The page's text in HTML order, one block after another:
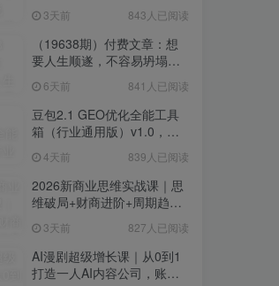
3天前 843人已阅读
（19638期）付费文章：想
要人生顺遂，不容易坍塌，
6天前 841人已阅读
豆包2.1 GEO优化全能工具
箱（行业通用版）v1.0，会
景4天前 839人已阅读
2026新商业思维实战课｜思
维破局+财商进阶+周期趋势
度解析全体系
3天前 827人已阅读
AI漫剧超级增长课｜从0到1
打造一人AI内容公司，账号